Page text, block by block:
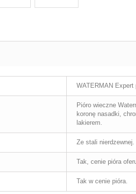
WATERMAN
Pióro wieczne
koronę nasadki,
lakierem.
Ze stali nierdzewnej.
Tak, cenie pióra
Tak w cenie pióra.